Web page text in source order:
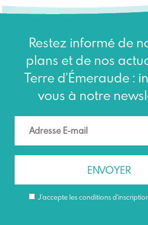
Restez informé de
plans et de nos
Terre d'Émeraude :
vous à notre
J’accepte les conditions